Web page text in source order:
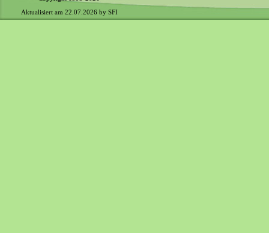
Aktualisiert am 22.07.2026 by SFI